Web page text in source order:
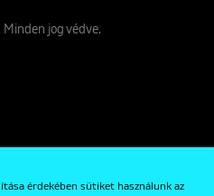
érdekében sütiket használunk az
jog védve.